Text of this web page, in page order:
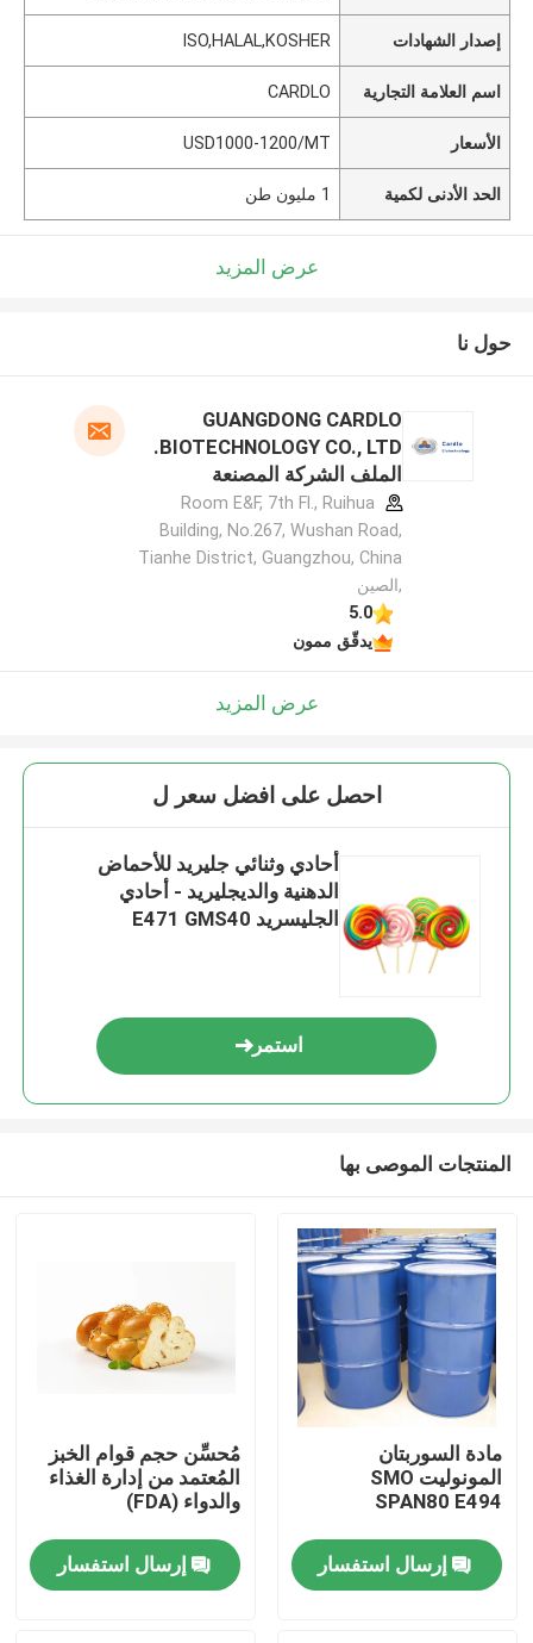
منزل
منتجات
إصدار الشهادات ISO,HALAL,KOSHER
اسم العلامة التجارية CARDLO
الأسعار USD1000-1200/MT
الحد الأدنى لكمية 1 مليون طن
عرض المزيد
حول نا
GUANGDONG CARDLO
BIOTECHNOLOGY CO., LTD.
الملف الشركة المصنعة
Room E&F, 7th Fl., Ruihua
Building, No.267, Wushan Road,
Tianhe District, Guangzhou, China
,الصين
5.0
يدقّق ممون
عرض المزيد
احصل على افضل سعر ل
أحادي وثنائي جليريد للأحماض
الدهنية والديجليريد - أحادي
الجليسريد E471 GMS40
استمر
المنتجات الموصى بها
مادة السوربتان
المونوليت SMO
SPAN80 E494
إرسال استفسار
مُحسِّن حجم قوام الخبز
المُعتمد من إدارة الغذاء
والدواء (FDA)
إرسال استفسار